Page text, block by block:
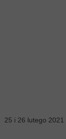
25 i 26 lutego